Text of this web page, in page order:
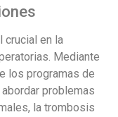
crucial en la
Mediante
los programas de
problemas
la trombosis